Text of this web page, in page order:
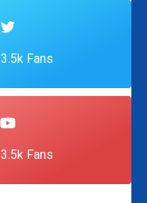
3.5k Fans
3.5k Fans